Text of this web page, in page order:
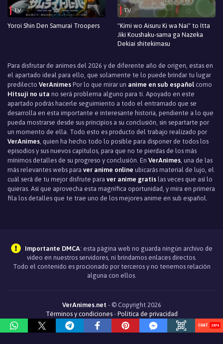
TV
Yoroi Shin Den Samurai Troopers
TV
"Kimi wo Aisuru Ki wa Nai" to Itta
Jiki Koushaku-sama ga Nazeka
Dekiai shitekimasu
Para disfrutar de animes del 2026 y de diferente año de origen, estas en
el apartado ideal para ello, que solamente te lo puede brindar tu lugar
predilecto VerAnimes Por lo que mirar un anime en sub español como
Hitsuji no uta no será problema alguno para ti. Apoyado en este
apartado podrás hacerle seguimiento a todo el entramado que se
desarrolla en esta importante e interesante historia, pendiente a lo que
pueda mostrarse desde sus principios a su conclusión, sin separtarte por
un momento de ella. Todo esto es producto del trabajo realizado por
VerAnimes , quien ha hecho todo lo posible para disponer de todos los
episodios y sus nuevos capítulos, para que no te pierdas de los más
mínimos detalles de su progreso y conclusión. En VerAnimes , una de las
más relevantes webs para ver anime online ubicarás material de lujo, el
cuál será de tu mejor disfrute para ver anime gratis las veces que así lo
quieras. Así que aprovecha esta magnìfica oportunidad, y mira en primera
fila los detalles que te trae uno de los mejores anime en sub español.
Importante DMCA: esta página web no guarda ningún archivo de
video en nuestros servidores, ni brindamos enlaces directos.
Todo el contenido es procionado por terceros y no tenemos relación
alguna con ellos.
VerAnimes.net - © Copyright 2026
Términos y condiciones- Política de privacidad
2876